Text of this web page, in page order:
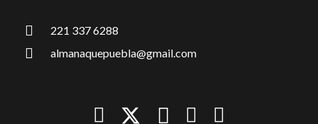
221 337 6288
almanaquepuebla@gmail.com